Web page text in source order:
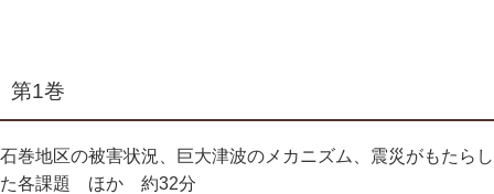
第1巻
石巻地区の被害状況、巨大津波のメカニズム、震災がもたらし
た各課題 ほか 約32分